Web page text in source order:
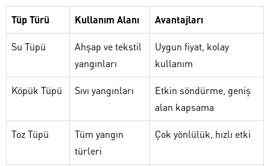
Tüp Türü Kullanım Alanı Avantajları
Su Tüpü
Ahşap ve tekstil
yangınları
Uygun fiyat, kolay
kullanım
Köpük Tüpü Sıvı yangınları
Etkin söndürme, geniş
alan kapsama
Toz Tüpü
Tüm yangın
türleri
Çok yönlülük, hızlı etki